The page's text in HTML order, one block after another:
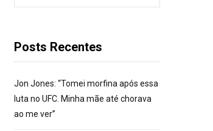
por:
Posts Recentes
Jon Jones: “Tomei morfina após essa
luta no UFC. Minha mãe até chorava
ao me ver”